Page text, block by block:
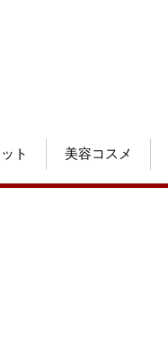
ト 美容コスメ